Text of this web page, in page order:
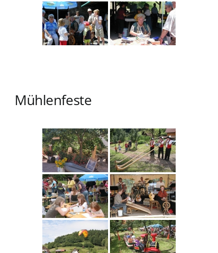
Mühlenfeste